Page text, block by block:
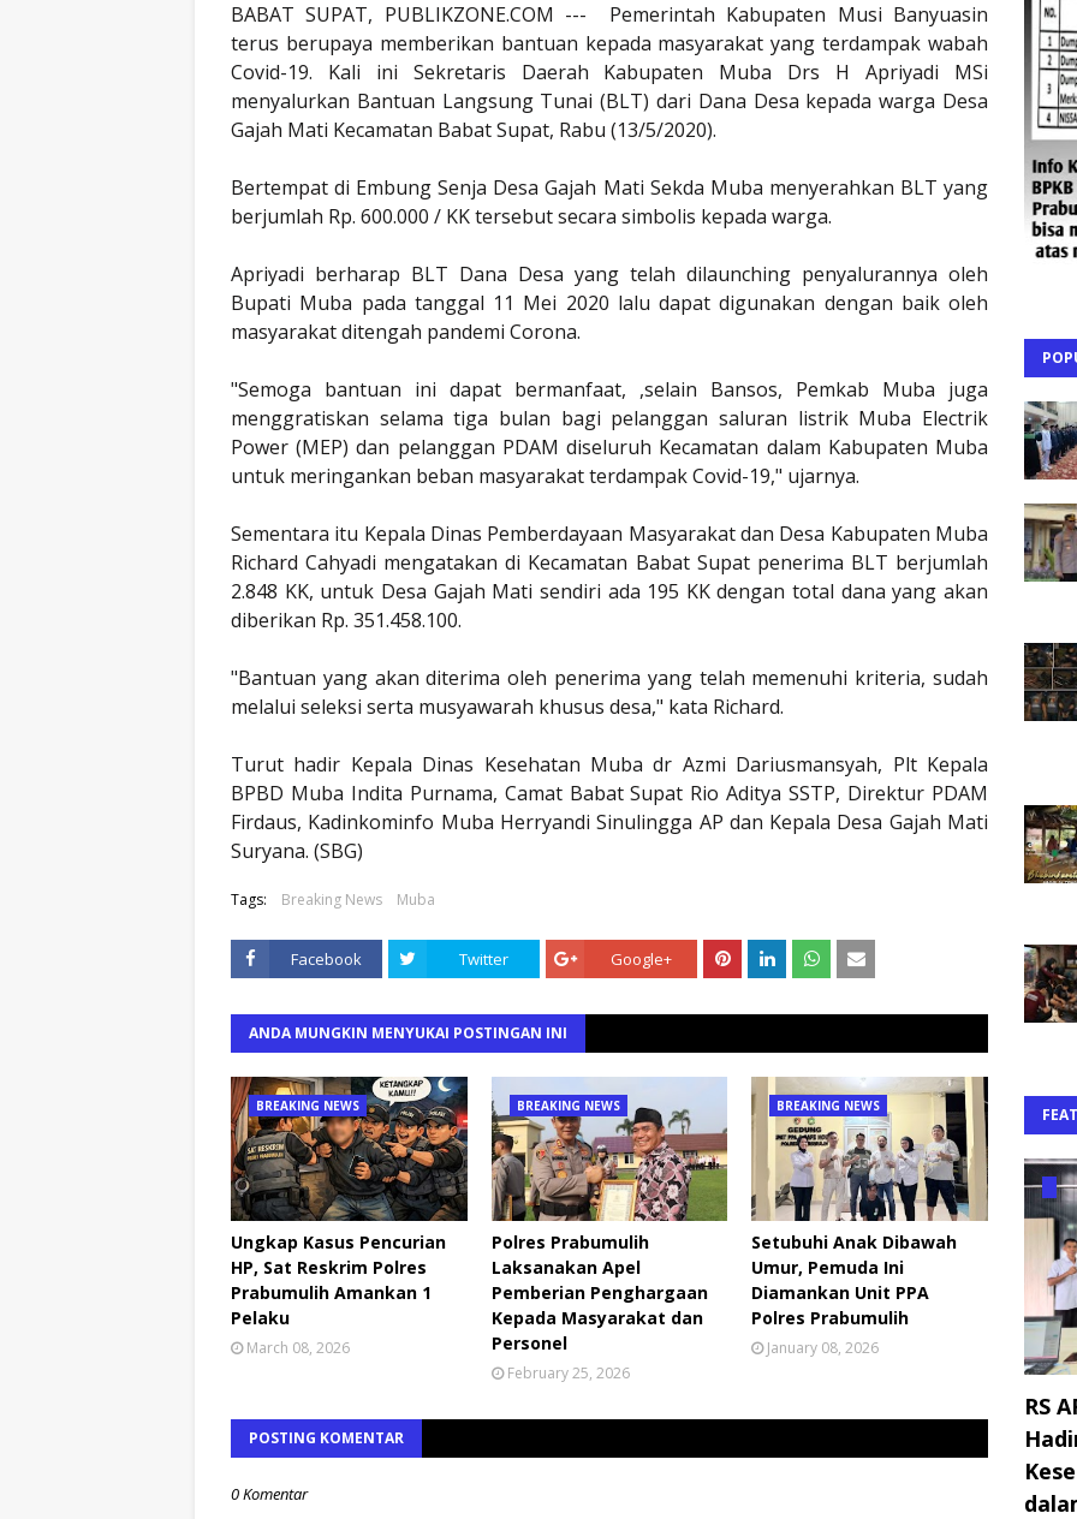
BABAT SUPAT, PUBLIKZONE.COM --- Pemerintah Kabupaten Musi Banyuasin
terus berupaya memberikan bantuan kepada masyarakat yang terdampak wabah
Covid-19. Kali ini Sekretaris Daerah Kabupaten Muba Drs H Apriyadi MSi
menyalurkan Bantuan Langsung Tunai (BLT) dari Dana Desa kepada warga Desa
Gajah Mati Kecamatan Babat Supat, Rabu (13/5/2020).
Bertempat di Embung Senja Desa Gajah Mati Sekda Muba menyerahkan BLT yang
berjumlah Rp. 600.000 / KK tersebut secara simbolis kepada warga.
Apriyadi berharap BLT Dana Desa yang telah dilaunching penyalurannya oleh
Bupati Muba pada tanggal 11 Mei 2020 lalu dapat digunakan dengan baik oleh
masyarakat ditengah pandemi Corona.
"Semoga bantuan ini dapat bermanfaat, ,selain Bansos, Pemkab Muba juga
menggratiskan selama tiga bulan bagi pelanggan saluran listrik Muba Electrik
Power (MEP) dan pelanggan PDAM diseluruh Kecamatan dalam Kabupaten Muba
untuk meringankan beban masyarakat terdampak Covid-19," ujarnya.
Sementara itu Kepala Dinas Pemberdayaan Masyarakat dan Desa Kabupaten Muba
Richard Cahyadi mengatakan di Kecamatan Babat Supat penerima BLT berjumlah
2.848 KK, untuk Desa Gajah Mati sendiri ada 195 KK dengan total dana yang akan
diberikan Rp. 351.458.100.
"Bantuan yang akan diterima oleh penerima yang telah memenuhi kriteria, sudah
melalui seleksi serta musyawarah khusus desa," kata Richard.
Turut hadir Kepala Dinas Kesehatan Muba dr Azmi Dariusmansyah, Plt Kepala
BPBD Muba Indita Purnama, Camat Babat Supat Rio Aditya SSTP, Direktur PDAM
Firdaus, Kadinkominfo Muba Herryandi Sinulingga AP dan Kepala Desa Gajah Mati
Suryana. (SBG)
Tags: Breaking News Muba
Facebook Twitter Google+
ANDA MUNGKIN MENYUKAI POSTINGAN INI
BREAKING NEWS
Ungkap Kasus Pencurian
HP, Sat Reskrim Polres
Prabumulih Amankan 1
Pelaku
March 08, 2026
BREAKING NEWS
Polres Prabumulih
Laksanakan Apel
Pemberian Penghargaan
Kepada Masyarakat dan
Personel
February 25, 2026
BREAKING NEWS
Setubuhi Anak Dibawah
Umur, Pemuda Ini
Diamankan Unit PPA
Polres Prabumulih
January 08, 2026
POSTING KOMENTAR
0 Komentar
RS